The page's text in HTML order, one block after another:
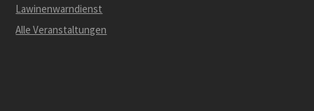
Lawinenwarndienst
Alle Veranstaltungen